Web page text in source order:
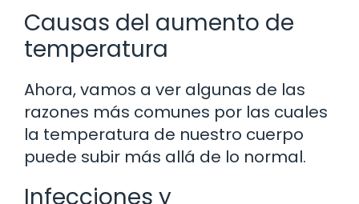
Causas del aumento de
temperatura
Ahora, vamos a ver algunas de las
razones más comunes por las cuales
la temperatura de nuestro cuerpo
puede subir más allá de lo normal.
Infecciones y